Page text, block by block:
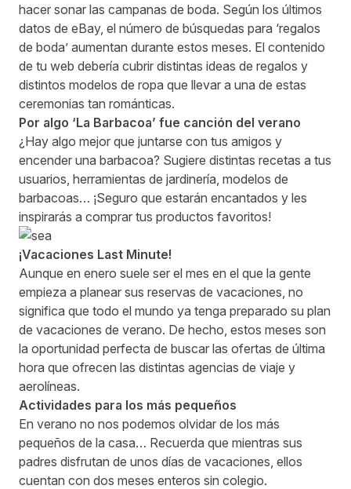
hacer sonar las campanas de boda. Según los últimos
datos de eBay, el número de búsquedas para ‘regalos
de boda’ aumentan durante estos meses. El contenido
de tu web debería cubrir distintas ideas de regalos y
distintos modelos de ropa que llevar a una de estas
ceremonias tan románticas.
Por algo ‘La Barbacoa’ fue canción del verano
¿Hay algo mejor que juntarse con tus amigos y
encender una barbacoa? Sugiere distintas recetas a tus
usuarios, herramientas de jardinería, modelos de
barbacoas… ¡Seguro que estarán encantados y les
inspirarás a comprar tus productos favoritos!
¡Vacaciones Last Minute!
Aunque en enero suele ser el mes en el que la gente
empieza a planear sus reservas de vacaciones, no
significa que todo el mundo ya tenga preparado su plan
de vacaciones de verano. De hecho, estos meses son
la oportunidad perfecta de buscar las ofertas de última
hora que ofrecen las distintas agencias de viaje y
aerolíneas.
Actividades para los más pequeños
En verano no nos podemos olvidar de los más
pequeños de la casa… Recuerda que mientras sus
padres disfrutan de unos días de vacaciones, ellos
cuentan con dos meses enteros sin colegio.